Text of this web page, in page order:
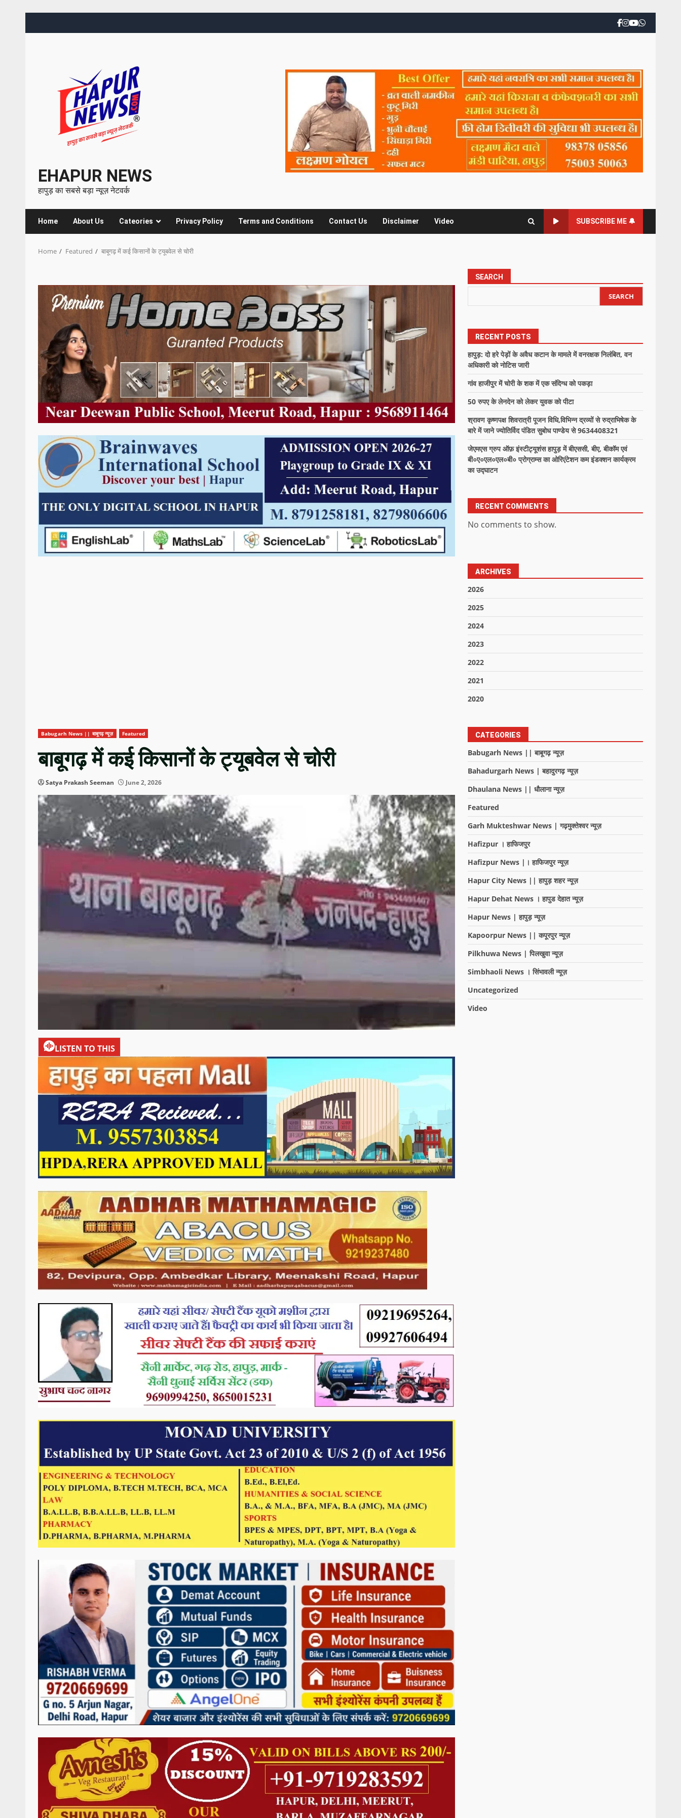
EHAPUR NEWS
हापुड़ का सबसे बड़ा न्यूज़ नेटवर्क
Home About Us Cateories Privacy Policy Terms and Conditions Contact Us Disclaimer Video SUBSCRIBE ME 🔔
Home Featured बाबूगढ़ में कई किसानों के ट्यूबवेल से चोरी
Babugarh News || बाबूगढ़ न्यूज़ Featured
बाबूगढ़ में कई किसानों के ट्यूबवेल से चोरी
Satya Prakash Seeman June 2, 2026
LISTEN TO THIS
SEARCH
SEARCH
RECENT POSTS
हापुड़: दो हरे पेड़ों के अवैध कटान के मामले में वनरक्षक निलंबित, वन
अधिकारी को नोटिस जारी
गांव हाजीपुर में चोरी के शक में एक संदिग्ध को पकड़ा
50 रुपए के लेनदेन को लेकर युवक को पीटा
श्रावण कृष्णपक्ष शिवरात्री पूजन विधि,विभिन्न द्रव्यों से रुद्राभिषेक के
बारे में जाने ज्योतिर्विद पंडित सुबोध पाण्डेय से 9634408321
जेएमएस ग्रुप ऑफ़ इंस्टीट्यूशंस हापुड़ में बीएससी, बीए, बीकॉम एवं
बी०ए०एल०एल०बी० प्रोग्राम्स का ओरिएंटेशन कम इंडक्शन कार्यक्रम
का उद्घाटन
RECENT COMMENTS
No comments to show.
ARCHIVES
2026
2025
2024
2023
2022
2021
2020
CATEGORIES
Babugarh News || बाबूगढ़ न्यूज़
Bahadurgarh News | बहादुरगढ़ न्यूज़
Dhaulana News || धौलाना न्यूज़
Featured
Garh Mukteshwar News | गढ़मुक्तेश्वर न्यूज़
Hafizpur । हाफिजपुर
Hafizpur News |। हाफिजपुर न्यूज़
Hapur City News || हापुड़ शहर न्यूज़
Hapur Dehat News । हापुड देहात न्यूज़
Hapur News | हापुड़ न्यूज़
Kapoorpur News || कपूरपुर न्यूज़
Pilkhuwa News | पिलखुवा न्यूज़
Simbhaoli News । सिंभावली न्यूज़
Uncategorized
Video